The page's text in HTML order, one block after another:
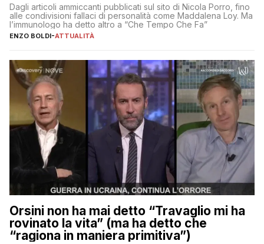
Dagli articoli ammiccanti pubblicati sul sito di Nicola Porro, fino
alle condivisioni fallaci di personalità come Maddalena Loy. Ma
l’immunologo ha detto altro a “Che Tempo Che Fa”
ENZO BOLDI-ATTUALITÀ
Orsini non ha mai detto “Travaglio mi ha
rovinato la vita” (ma ha detto che
“ragiona in maniera primitiva”)